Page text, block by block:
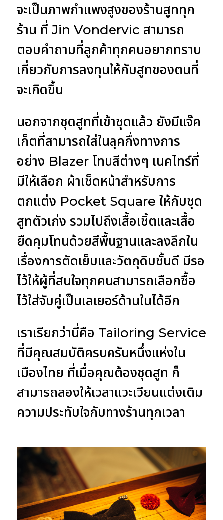
จะเป็นภาพกำแพงสูงของร้านสูททุก
ร้าน ที่ Jin Vondervic สามารถ
ตอบคำถามที่ลูกค้าทุกคนอยากทราบ
เกี่ยวกับการลงทุนให้กับสูทของตนที่
จะเกิดขึ้น
นอกจากชุดสูทที่เข้าชุดแล้ว ยังมีแจ๊ค
เก็ตที่สามารถใส่ในลุคกึ่งทางการ
อย่าง Blazer โทนสีต่างๆ เนคไทร์ที่
มีให้เลือก ผ้าเช็ดหน้าสำหรับการ
ตกแต่ง Pocket Square ให้กับชุด
สูทตัวเก่ง รวมไปถึงเสื้อเชิ้ตและเสื้อ
ยืดคุมโทนด้วยสีพื้นฐานและลงลึกใน
เรื่องการตัดเย็บและวัตถุดิบชั้นดี มีรอ
ไว้ให้ผู้ที่สนใจทุกคนสามารถเลือกซื้อ
ไว้ใส่จับคู่เป็นเลเยอร์ด้านในได้อีก
เราเรียกว่านี่คือ Tailoring Service
ที่มีคุณสมบัติครบครันหนึ่งแห่งใน
เมืองไทย ที่เมื่อคุณต้องชุดสูท ก็
สามารถลองให้เวลาแวะเวียนแต่งเติม
ความประทับใจกับทางร้านทุกเวลา